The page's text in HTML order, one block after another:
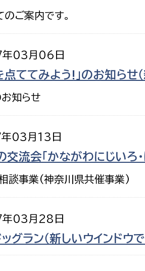
ご案内です。
03月06日
ててみよう!」のお知らせ
お知らせ
03月13日
流会「かながわにじいろ・
談事業(神奈川県共催事業)
03月28日
ラン（新しいウインドウ